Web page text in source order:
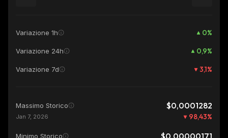
Variazione 1h 0%
Variazione 24h 0,9%
Variazione 7d 3,1%
Massimo Storico $0,0001282
Jan 7, 2026 98,43%
Minimo Storico $0,00000171